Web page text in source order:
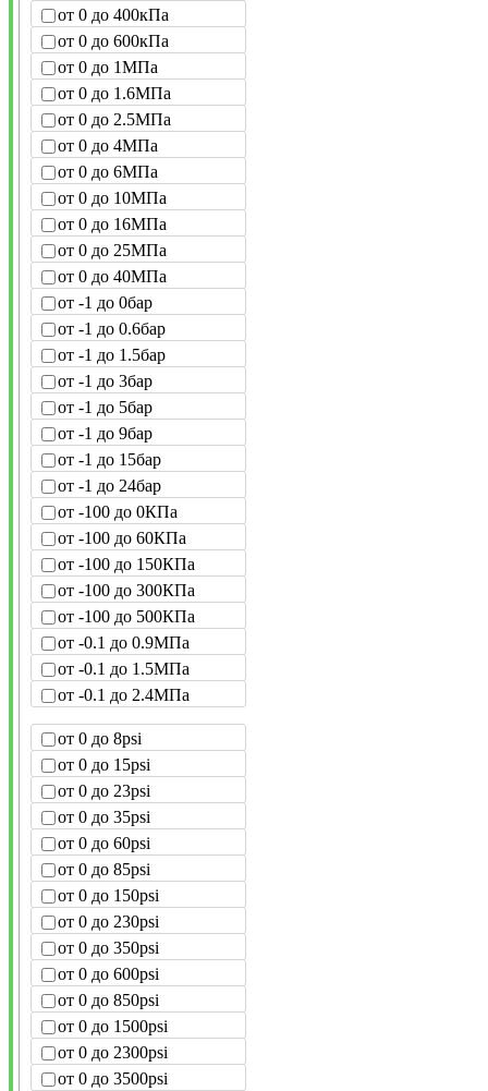
от 0 до 400кПа
от 0 до 600кПа
от 0 до 1МПа
от 0 до 1.6МПа
от 0 до 2.5МПа
от 0 до 4МПа
от 0 до 6МПа
от 0 до 10МПа
от 0 до 16МПа
от 0 до 25МПа
от 0 до 40МПа
от -1 до 0бар
от -1 до 0.6бар
от -1 до 1.5бар
от -1 до 3бар
от -1 до 5бар
от -1 до 9бар
от -1 до 15бар
от -1 до 24бар
от -100 до 0КПа
от -100 до 60КПа
от -100 до 150КПа
от -100 до 300КПа
от -100 до 500КПа
от -0.1 до 0.9МПа
от -0.1 до 1.5МПа
от -0.1 до 2.4МПа
от 0 до 8psi
от 0 до 15psi
от 0 до 23psi
от 0 до 35psi
от 0 до 60psi
от 0 до 85psi
от 0 до 150psi
от 0 до 230psi
от 0 до 350psi
от 0 до 600psi
от 0 до 850psi
от 0 до 1500psi
от 0 до 2300psi
от 0 до 3500psi